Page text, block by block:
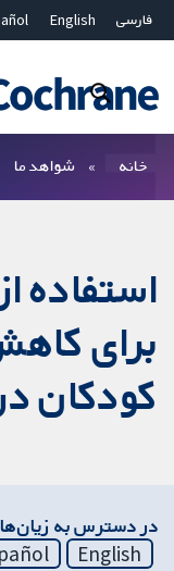
فارسی English
Bahasa Malaysia
ไทย
خانه شواهد ما
استفاده
برای
کودکان
در دسترس به
English